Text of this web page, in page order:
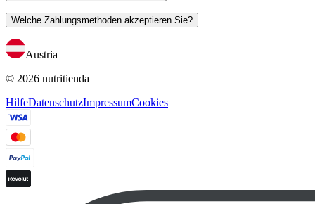
Welche Zahlungsmethoden akzeptieren Sie?
Austria
© 2026 nutritienda
HilfeDatenschutzImpressumCookies